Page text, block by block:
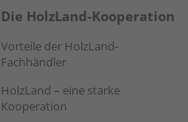
Die HolzLand-Kooperation
Vorteile der HolzLand-
Fachhändler
HolzLand – eine starke
Kooperation